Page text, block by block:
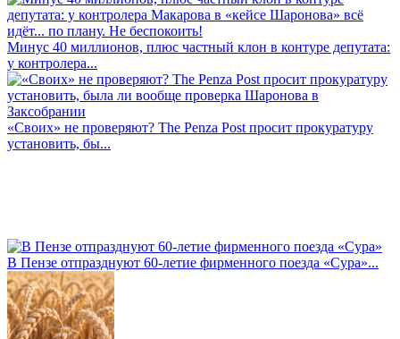
Минус 40 миллионов, плюс частный клон в контуре депутата:
у контролера...
«Своих» не проверяют? The Penza Post просит прокуратуру
установить, бы...
В Пензе отпразднуют 60-летие фирменного поезда «Сура»...